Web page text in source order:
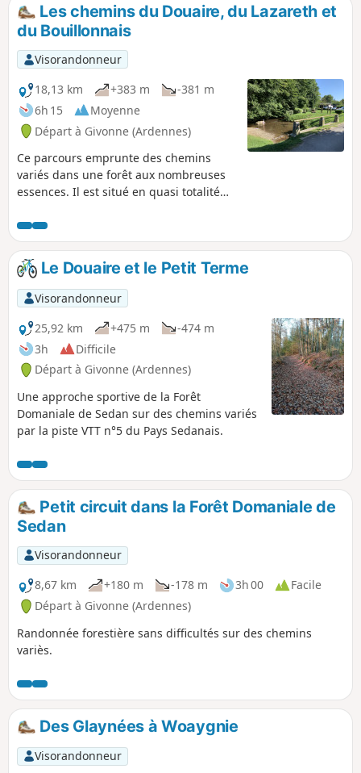
Les chemins du Douaire, du Lazareth et
du Bouillonnais
Visorandonneur
18,13 km
+383 m
-381 m
6h 15
Moyenne
Départ à Givonne (Ardennes)
Ce parcours emprunte des chemins
variés dans une forêt aux nombreuses
essences. Il est situé en quasi totalité
Le Douaire et le Petit Terme
Visorandonneur
25,92 km
+475 m
-474 m
3h
Difficile
Départ à Givonne (Ardennes)
Une approche sportive de la Forêt
Domaniale de Sedan sur des chemins variés
par la piste VTT n°5 du Pays Sedanais.
Petit circuit dans la Forêt Domaniale de
Sedan
Visorandonneur
8,67 km
+180 m -178 m 3h 00
Facile
Départ à Givonne (Ardennes)
Randonnée forestière sans difficultés sur des chemins
variès.
Des Glaynées à Woaygnie
Visorandonneur